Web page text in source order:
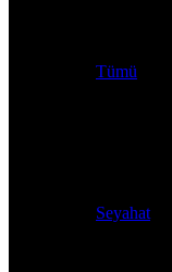
Tümü
Seyahat